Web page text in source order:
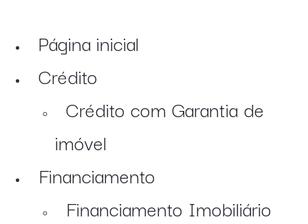
Página inicial
Crédito
Crédito com Garantia de
imóvel
Financiamento
Financiamento Imobiliário